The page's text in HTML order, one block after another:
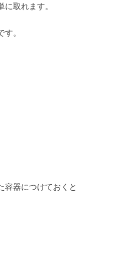
取れます。
。
器につけておくと